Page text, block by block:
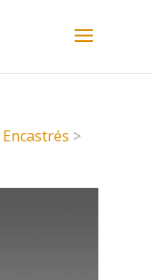
Encastrés >